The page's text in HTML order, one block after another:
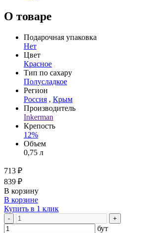
О товаре
Подарочная упаковка
Нет
Цвет
Красное
Тип по сахару
Полусладкое
Регион
Россия , Крым
Производитель
Inkerman
Крепость
12%
Объем
0,75 л
713 ₽
839 ₽
В корзину
В корзине
Купить в 1 клик
- +
бут